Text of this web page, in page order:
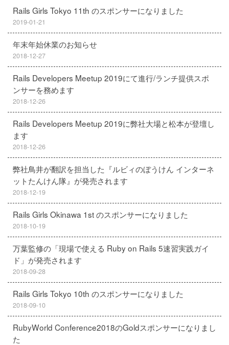
Rails Girls Tokyo 11th のスポンサーになりました
2019-01-21
年末年始休業のお知らせ
2018-12-27
Rails Developers Meetup 2019にて進行/ランチ提供スポ
ンサーを務めます
2018-12-26
Rails Developers Meetup 2019に弊社大場と松本が登壇し
ます
2018-12-26
弊社鳥井が翻訳を担当した『ルビィのぼうけん インターネ
ットたんけん隊』が発売されます
2018-12-19
Rails Girls Okinawa 1st のスポンサーになりました
2018-10-19
万葉監修の「現場で使える Ruby on Rails 5速習実践ガイ
ド」が発売されます
2018-09-28
Rails Girls Tokyo 10th のスポンサーになりました
2018-09-10
RubyWorld Conference2018のGoldスポンサーになりまし
た